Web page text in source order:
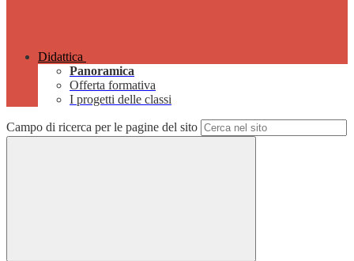
Didattica
Panoramica
Offerta formativa
I progetti delle classi
Campo di ricerca per le pagine del sito